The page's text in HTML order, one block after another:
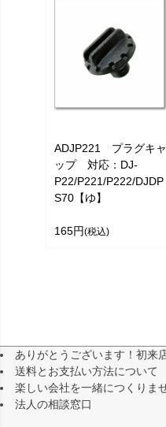
ADJP221 プラグキャ
ップ 対応：DJ-
P22/P221/P222/DJDP
S70【ゆ】
165円(税込)
ありがとうございます！初来
送料とお支払い方法について
楽しい会社を一緒につくりま
法人の相談窓口